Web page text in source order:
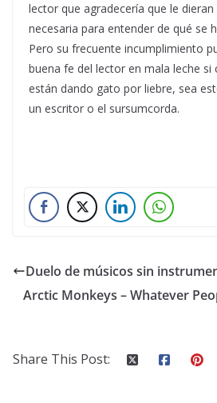
lector que agradecería que le
necesaria para entender de qué se
Pero su frecuente incumplimiento
buena fe del lector en mala leche si
están dando gato por liebre, sea
un escritor o el sursumcorda.
Duelo de músicos sin
Arctic Monkeys – Whatever
Share This Post: